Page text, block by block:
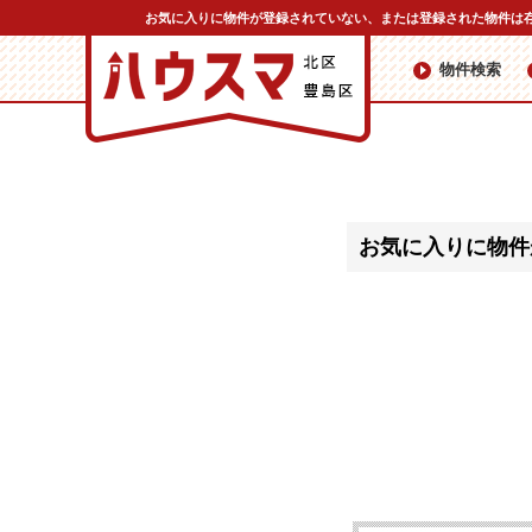
お気に入りに物件が登録されていない、または登録された物件
物件検索
お気に入りに物